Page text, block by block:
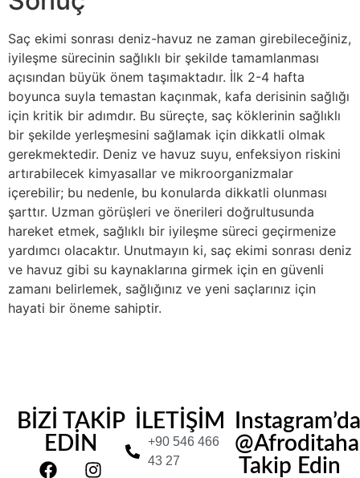
Saç ekimi sonrası deniz-havuz ne zaman girebileceğiniz,
iyileşme sürecinin sağlıklı bir şekilde tamamlanması
açısından büyük önem taşımaktadır. İlk 2-4 hafta
boyunca suyla temastan kaçınmak, kafa derisinin sağlığı
için kritik bir adımdır. Bu süreçte, saç köklerinin sağlıklı
bir şekilde yerleşmesini sağlamak için dikkatli olmak
gerekmektedir. Deniz ve havuz suyu, enfeksiyon riskini
artırabilecek kimyasallar ve mikroorganizmalar
içerebilir; bu nedenle, bu konularda dikkatli olunması
şarttır. Uzman görüşleri ve önerileri doğrultusunda
hareket etmek, sağlıklı bir iyileşme süreci geçirmenize
yardımcı olacaktır. Unutmayın ki, saç ekimi sonrası deniz
ve havuz gibi su kaynaklarına girmek için en güvenli
zamanı belirlemek, sağlığınız ve yeni saçlarınız için
hayati bir öneme sahiptir.
BİZİ TAKİP
EDİN
İLETİŞİM
+90 546 466
43 27
Instagram’da
Takip Edin